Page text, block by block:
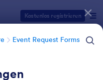
Kostenlos registrieren
Event Request Forms